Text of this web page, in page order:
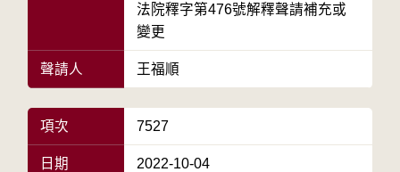
法院釋字第476號解釋聲請補充或
變更
聲請人 王福順
項次 7527
日期 2022-10-04